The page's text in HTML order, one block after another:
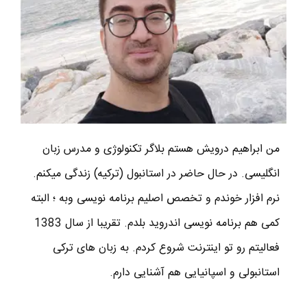
من ابراهیم درویش هستم بلاگر تکنولوژی و مدرس زبان
انگلیسی. در حال حاضر در استانبول (ترکیه) زندگی میکنم.
نرم افزار خوندم و تخصص اصلیم برنامه نویسی وبه ؛ البته
کمی هم برنامه نویسی اندروید بلدم. تقریبا از سال 1383
فعالیتم رو تو اینترنت شروع کردم. به زبان های ترکی
استانبولی و اسپانیایی هم آشنایی دارم.